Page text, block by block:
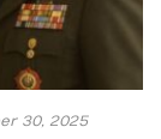
30, 2025